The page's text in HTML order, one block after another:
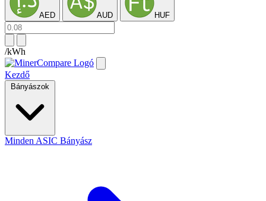
AED AUD HUF
/kWh
Kezdő
Bányászok
Minden ASIC Bányász